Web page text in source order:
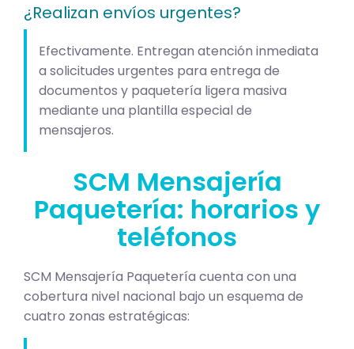
¿Realizan envíos urgentes?
Efectivamente. Entregan atención inmediata
a solicitudes urgentes para entrega de
documentos y paquetería ligera masiva
mediante una plantilla especial de
mensajeros.
SCM Mensajería
Paquetería: horarios y
teléfonos
SCM Mensajería Paquetería cuenta con una
cobertura nivel nacional bajo un esquema de
cuatro zonas estratégicas: